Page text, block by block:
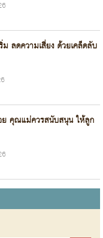
ลดความเสี่ยง ด้วยเคล็ดลับ
ย คุณแม่ควรสนับสนุน ให้ลูก